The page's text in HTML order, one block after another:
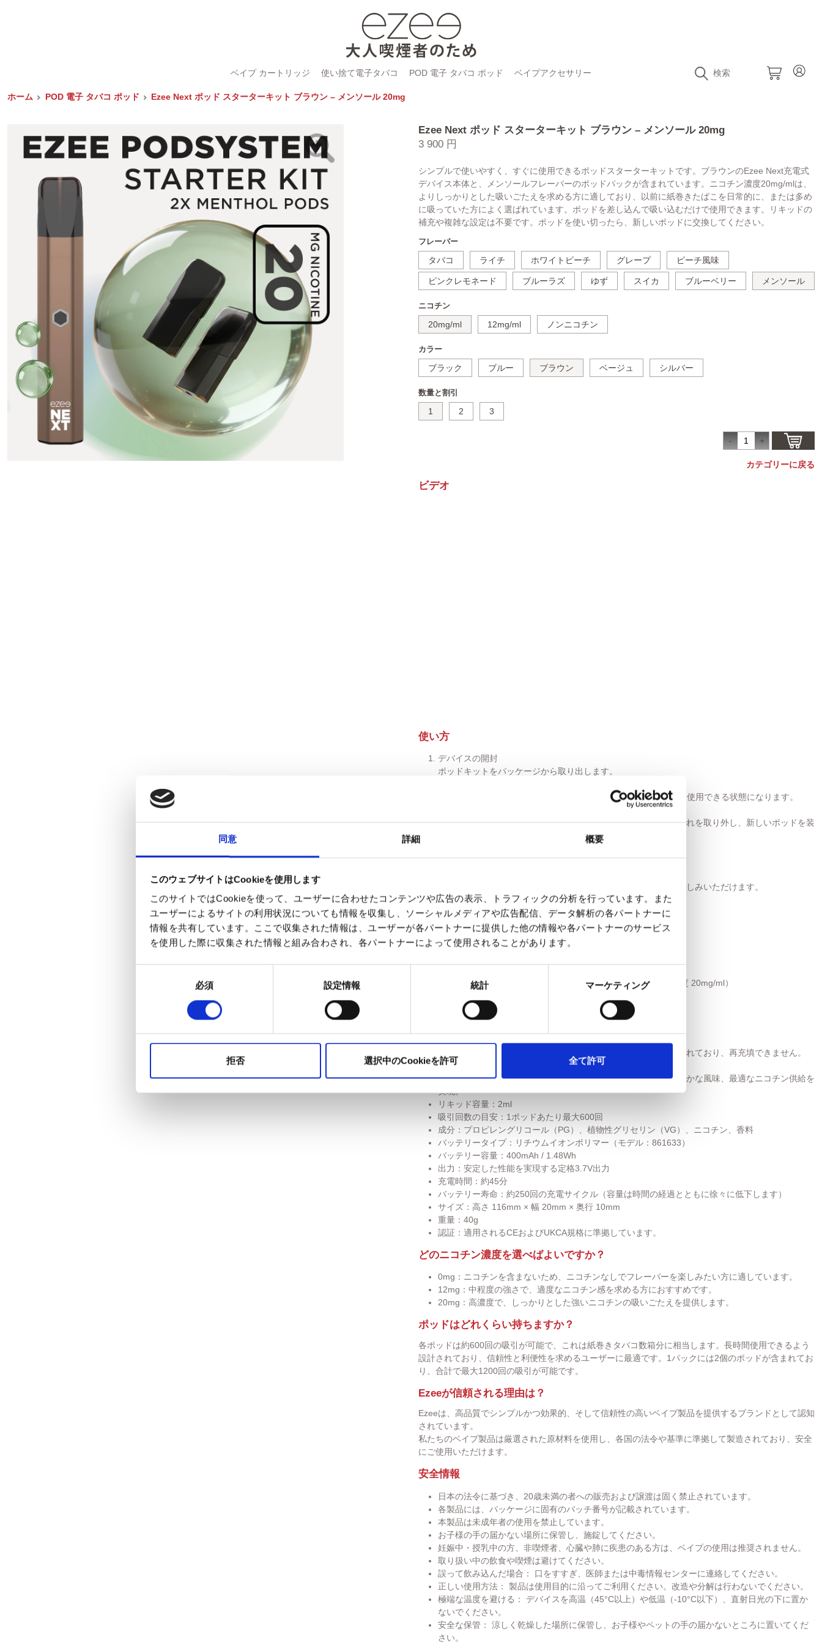
同意 詳細 概要
このウェブサイトはCookieを使用します
このサイトではCookieを使って、ユーザーに合わせたコンテンツや広告の表示、トラフィックの分析を行っています。また
ユーザーによるサイトの利用状況についても情報を収集し、ソーシャルメディアや広告配信、データ解析の各パートナーに
情報を共有しています。ここで収集された情報は、ユーザーが各パートナーに提供した他の情報や各パートナーのサービス
を使用した際に収集された情報と組み合わされ、各パートナーによって使用されることがあります。
必須 設定情報 統計 マーケティング
拒否 選択中のCookieを許可 全て許可
ベイプ カートリッジ 使い捨て電子タバコ POD 電子 タバコ ポッド ベイプアクセサリー 検索
ホーム POD 電子 タバコ ポッド Ezee Next ポッド スターターキット ブラウン – メンソール 20mg
Ezee Next ポッド スターターキット ブラウン – メンソール 20mg
3 900 円
シンプルで使いやすく、すぐに使用できるポッドスターターキットです。ブラウンのEzee Next充電式
デバイス本体と、メンソールフレーバーのポッドパックが含まれています。ニコチン濃度20mg/mlは、
よりしっかりとした吸いごたえを求める方に適しており、以前に紙巻きたばこを日常的に、または多め
に吸っていた方によく選ばれています。ポッドを差し込んで吸い込むだけで使用できます。リキッドの
補充や複雑な設定は不要です。ポッドを使い切ったら、新しいポッドに交換してください。
フレーバー
タバコ ライチ ホワイトピーチ グレープ ピーチ風味
ピンクレモネード ブルーラズ ゆず スイカ ブルーベリー メンソール
ニコチン
20mg/ml 12mg/ml ノンニコチン
カラー
ブラック ブルー ブラウン ベージュ シルバー
数量と割引
1 2 3
カテゴリーに戻る
ビデオ
使い方
デバイスの開封
ポッドキットをパッケージから取り出します。
対応するUSB-C充電器に接続してください。充電が完了すると、使用できる状態になります。
デバイスには輸送時保護用の空のポッドが装着されています。これを取り外し、新しいポッドを装
電源ボタンを素早く3回押して、バッテリーを起動します。
マウスピースから吸引すると、スムーズで安定したベイプをお楽しみいただけます。
対応ポッド
本デバイスは Ezee Next ポッド専用 です。
内容物
ポッド2個入りパック × 1（
メンソールフレーバー／ニコチン濃度 20mg/ml）
タイプ：使い捨て・再充填不可のベイプポッド。ポッドは密封されており、再充填できません。
状態：新品
テクノロジー：セラミックコイル採用。よりスムーズな蒸気、豊かな風味、最適なニコチン供給を
実現。
リキッド容量：2ml
吸引回数の目安：1ポッドあたり最大600回
成分：プロピレングリコール（PG）、植物性グリセリン（VG）、ニコチン、香料
バッテリータイプ：リチウムイオンポリマー（モデル：861633）
バッテリー容量：400mAh / 1.48Wh
出力：安定した性能を実現する定格3.7V出力
充電時間：約45分
バッテリー寿命：約250回の充電サイクル（容量は時間の経過とともに徐々に低下します）
サイズ：高さ 116mm × 幅 20mm × 奥行 10mm
重量：40g
認証：適用されるCEおよびUKCA規格に準拠しています。
どのニコチン濃度を選べばよいですか？
0mg：ニコチンを含まないため、ニコチンなしでフレーバーを楽しみたい方に適しています。
12mg：中程度の強さで、適度なニコチン感を求める方におすすめです。
20mg：高濃度で、しっかりとした強いニコチンの吸いごたえを提供します。
ポッドはどれくらい持ちますか？
各ポッドは約600回の吸引が可能で、これは紙巻きタバコ数箱分に相当します。長時間使用できるよう
設計されており、信頼性と利便性を求めるユーザーに最適です。1パックには2個のポッドが含まれてお
り、合計で最大1200回の吸引が可能です。
Ezeeが信頼される理由は？
Ezeeは、高品質でシンプルかつ効果的、そして信頼性の高いベイプ製品を提供するブランドとして認知
されています。
私たちのベイプ製品は厳選された原材料を使用し、各国の法令や基準に準拠して製造されており、安全
にご使用いただけます。
安全情報
日本の法令に基づき、20歳未満の者への販売および譲渡は固く禁止されています。
各製品には、パッケージに固有のバッチ番号が記載されています。
本製品は未成年者の使用を禁止しています。
お子様の手の届かない場所に保管し、施錠してください。
妊娠中・授乳中の方、非喫煙者、心臓や肺に疾患のある方は、ベイプの使用は推奨されません。
取り扱い中の飲食や喫煙は避けてください。
誤って飲み込んだ場合： 口をすすぎ、医師または中毒情報センターに連絡してください。
正しい使用方法： 製品は使用目的に沿ってご利用ください。改造や分解は行わないでください。
極端な温度を避ける： デバイスを高温（45°C以上）や低温（-10°C以下）、直射日光の下に置か
ないでください。
安全な保管： 涼しく乾燥した場所に保管し、お子様やペットの手の届かないところに置いてくだ
さい。